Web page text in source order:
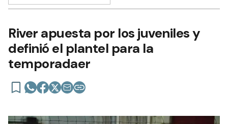
River apuesta por los juveniles y
definió el plantel para la
temporadaer